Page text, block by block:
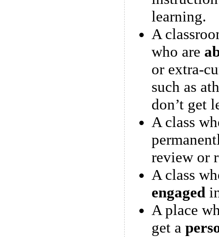
learning.
A
who are
or extra-
such as
don’t get
A class
review or
A class
engaged
A place
get a